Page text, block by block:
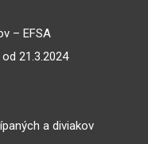
– EFSA
21.3.2024
a diviakov